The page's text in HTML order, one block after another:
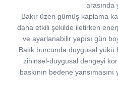
arasında
Bakır üzeri gümüş kaplama
daha etkili şekilde iletirken
ve ayarlanabilir yapısı gün
Balık burcunda duygusal
zihinsel-duygusal dengeyi
baskının bedene